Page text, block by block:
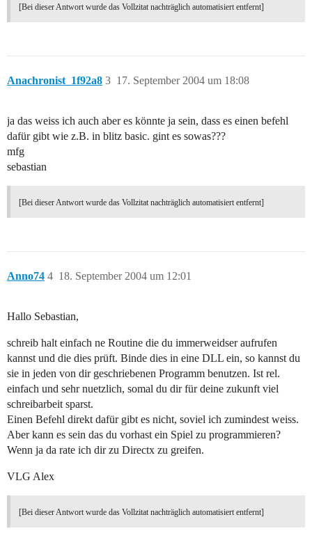
[Bei dieser Antwort wurde das Vollzitat nachträglich automatisiert entfernt]
Anachronist_1f92a8 17. September 2004 um 18:08
3
ja das weiss ich auch aber es könnte ja sein, dass es einen befehl
dafür gibt wie z.B. in blitz basic. gint es sowas???
mfg
sebastian
[Bei dieser Antwort wurde das Vollzitat nachträglich automatisiert entfernt]
Anno74 18. September 2004 um 12:01
4
Hallo Sebastian,
schreib halt einfach ne Routine die du immerweidser aufrufen
kannst und die dies prüft. Binde dies in eine DLL ein, so kannst du
sie in jeden von dir geschriebenen Programm benutzen. Ist rel.
einfach und sehr nuetzlich, somal du dir für deine zukunft viel
schreibarbeit sparst.
Einen Befehl direkt dafür gibt es nicht, soviel ich zumindest weiss.
Aber kann es sein das du vorhast ein Spiel zu programmieren?
Wenn ja da rate ich dir zu Directx zu greifen.
VLG Alex
[Bei dieser Antwort wurde das Vollzitat nachträglich automatisiert entfernt]